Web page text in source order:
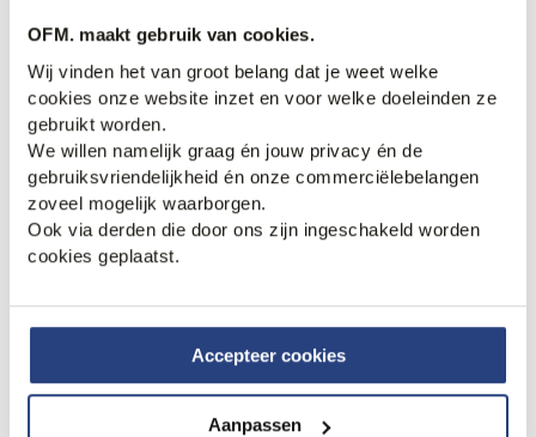
OFM. maakt gebruik van cookies.
Wij vinden het van groot belang dat je weet welke
cookies onze website inzet en voor welke doeleinden ze
gebruikt worden.
We willen namelijk graag én jouw privacy én de
gebruiksvriendelijkheid én onze commerciëlebelangen
zoveel mogelijk waarborgen.
Ook via derden die door ons zijn ingeschakeld worden
cookies geplaatst.
Accepteer cookies
Aanpassen
30% korting
Samsoe & Samsoe Sajesper
T-shirt
69,95
48,95
29% korting
Polo Ralph Lauren T-shirt
85,00
59,95